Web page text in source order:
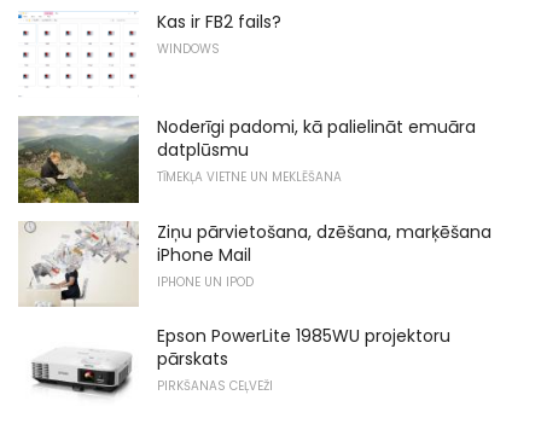
Kas ir FB2 fails?
WINDOWS
Noderīgi padomi, kā palielināt emuāra
datplūsmu
TĪMEKĻA VIETNE UN MEKLĒŠANA
Ziņu pārvietošana, dzēšana, marķēšana
iPhone Mail
IPHONE UN IPOD
Epson PowerLite 1985WU projektoru
pārskats
PIRKŠANAS CEĻVEŽI